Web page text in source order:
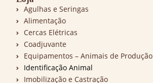
Agulhas e Seringas
Alimentação
Cercas Elétricas
Coadjuvante
Equipamentos – Animais de Produção
Identificação Animal
Imobilização e Castração